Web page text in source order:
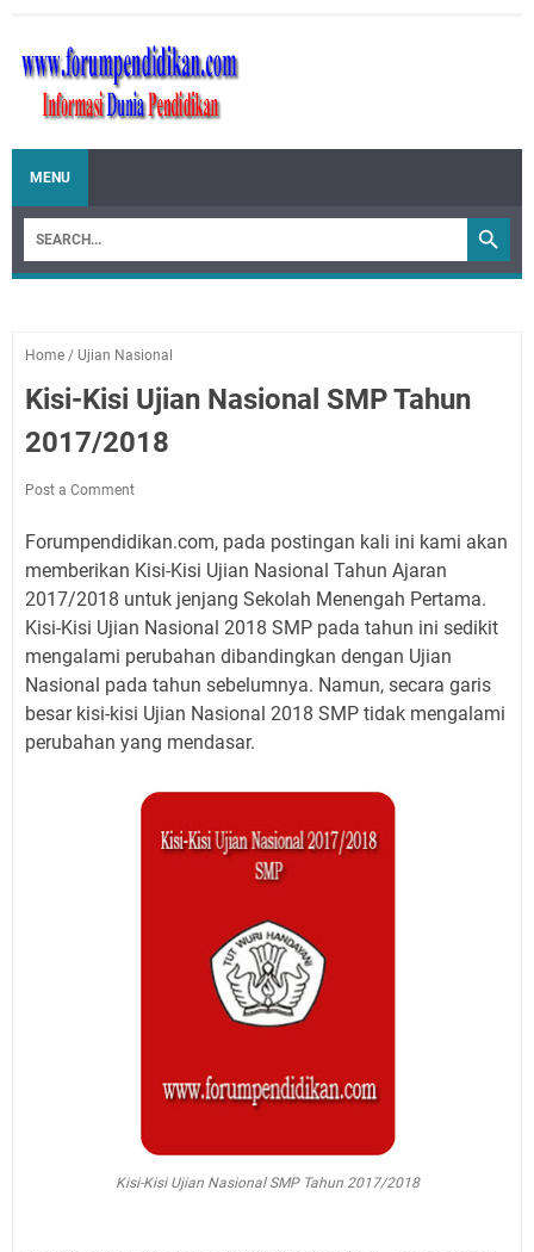
MENU
Home / Ujian Nasional
Kisi-Kisi Ujian Nasional SMP Tahun
2017/2018
Post a Comment
Forumpendidikan.com, pada postingan kali ini kami akan
memberikan Kisi-Kisi Ujian Nasional Tahun Ajaran
2017/2018 untuk jenjang Sekolah Menengah Pertama.
Kisi-Kisi Ujian Nasional 2018 SMP pada tahun ini sedikit
mengalami perubahan dibandingkan dengan Ujian
Nasional pada tahun sebelumnya. Namun, secara garis
besar kisi-kisi Ujian Nasional 2018 SMP tidak mengalami
perubahan yang mendasar.
Kisi-Kisi Ujian Nasional SMP Tahun 2017/2018